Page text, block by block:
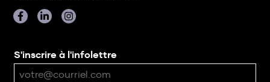
S'inscrire à l'infolettre